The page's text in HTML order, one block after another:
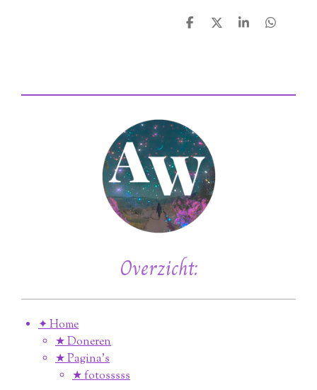
D
D
S
D
Overzicht:
✦ Home
★ Doneren
★ Pagina’s
★ fotosssss